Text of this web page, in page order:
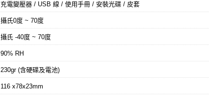
充電變壓器 / USB 線 / 使用手冊 / 安裝光碟 / 皮套
攝氏0度 ~ 70度
攝氏 -40度 ~ 70度
90% RH
230gr (含硬碟及電池)
116 x78x23mm